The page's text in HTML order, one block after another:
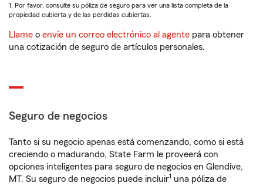
1. Por favor, consulte su póliza de seguro para ver una lista completa de la
propiedad cubierta y de las pérdidas cubiertas.
Llame o envíe un correo electrónico al agente para obtener
una cotización de seguro de artículos personales.
Seguro de negocios
Tanto si su negocio apenas está comenzando, como si está
creciendo o madurando, State Farm le proveerá con
opciones inteligentes para seguro de negocios en Glendive,
MT. Su seguro de negocios puede incluir1 una póliza de